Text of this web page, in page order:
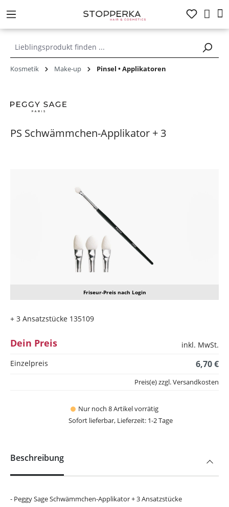
springen
Kosmetik Make-up Pinsel • Applikatoren
PS Schwämmchen-Applikator + 3
Friseur-Preis nach Login
+ 3 Ansatzstücke 135109
Dein Preis
inkl. MwSt.
Einzelpreis
6,70 €
Nur noch 8 Artikel vorrätig
Sofort lieferbar, Lieferzeit: 1-2 Tage
Preis(e) zzgl. Versandkosten
Beschreibung
- Peggy Sage Schwämmchen-Applikator + 3 Ansatzstücke